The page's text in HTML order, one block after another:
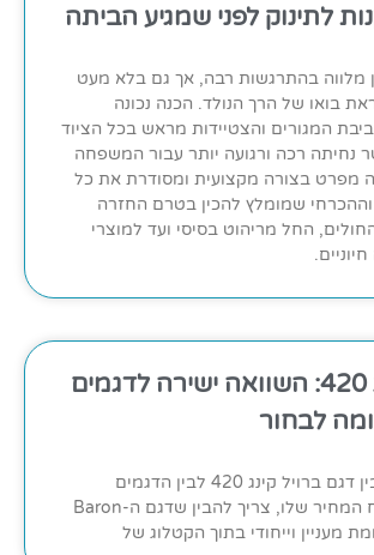
לתינוק לפני שמגיע הביתה
מלווה בהתרגשות רבה, אך גם בלא מעט
בואו של הרך הנולד. הכנה נכונה
המגורים והצטיידות מראש בכל הציוד
נחיתה רכה ורגועה יותר עבור המשפחה
מפרט בצורה מקצועית ומסודרת את כל
וההכרחי שמומלץ להכין בטרם החזרה
החל מריהוט בסיסי ועד למוצרי
ברויל קינג 420: השוואה ישירה לדגמים
לבחור
מי שמתלבט בין דגם ברויל קינג 420 לבין הדגמים
האחרים בטווח המחיר שלו, צריך להבין שדגם ה-Baron